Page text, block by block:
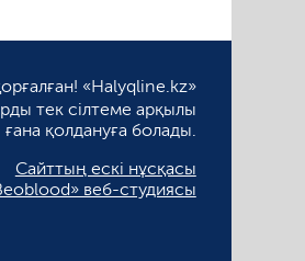
«Halyqline.kz»
тек сілтеме арқылы
ғана қолдануға болады.
Сайттың ескі нұсқасы
веб-студиясы